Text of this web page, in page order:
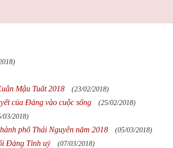
Mậu Tuất 2018 (23/02/2018)
của Đảng vào cuộc sống (25/02/2018)
03/2018)
phố Thái Nguyên năm 2018 (05/03/2018)
Đảng Tỉnh uỷ (07/03/2018)